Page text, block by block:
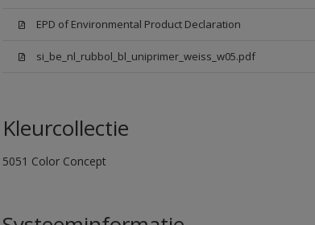
EPD of Environmental Product Declaration
si_be_nl_rubbol_bl_uniprimer_weiss_w05.pdf
Kleurcollectie
5051 Color Concept